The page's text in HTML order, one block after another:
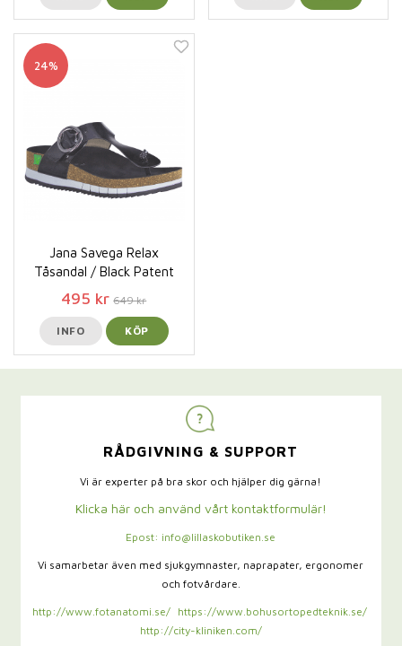
24%
Jana Savega Relax
Tåsandal / Black Patent
495 kr 649 kr
INFO KÖP
RÅDGIVNING & SUPPORT
Vi är experter på bra skor och hjälper dig gärna!
Klicka här och använd vårt kontaktformulär!
Epost: info@lillaskobutiken.se
Vi samarbetar även med sjukgymnaster, naprapater, ergonomer
och fotvårdare.
http://www.fotanatomi.se/
https://www.bohusortopedteknik.se/
http://city-kliniken.com/